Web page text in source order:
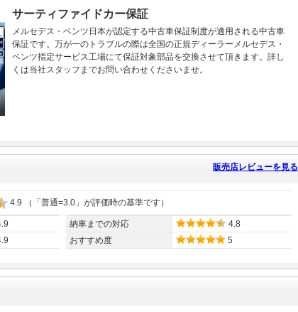
サーティファイドカー保証
メルセデス・ベンツ日本が認定する中古車保証制度が適用される中古車
保証です。万が一のトラブルの際は全国の正規ディーラーメルセデス・
ベンツ指定サービス工場にて保証対象部品を交換させて頂きます。詳し
くは当社スタッフまでお問い合わせくださいませ。
販売店レビューを見る
4.9 （「普通=3.0」が評価時の基準です）
納車までの対応
4.8
おすすめ度
5